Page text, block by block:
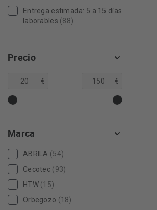
Entrega estimada: 5 a 15 días
laborables (88)
Precio
€ €
Marca
ABRILA (54)
Cecotec (93)
HTW (15)
Orbegozo (18)